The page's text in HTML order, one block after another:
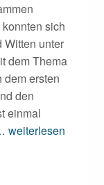
sich
Witten unter
dem Thema
dem ersten
den
einmal
weiterlesen